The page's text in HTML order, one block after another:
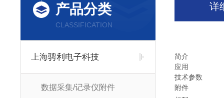
产品分类
CLASSIFICATION
上海骋利电子科技
数据采集/记录仪附件
详
简介
应用
技术参数
附件